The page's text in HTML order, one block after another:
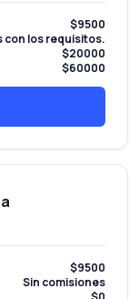
$9500
con los requisitos.
$20000
$60000
$9500
Sin comisiones